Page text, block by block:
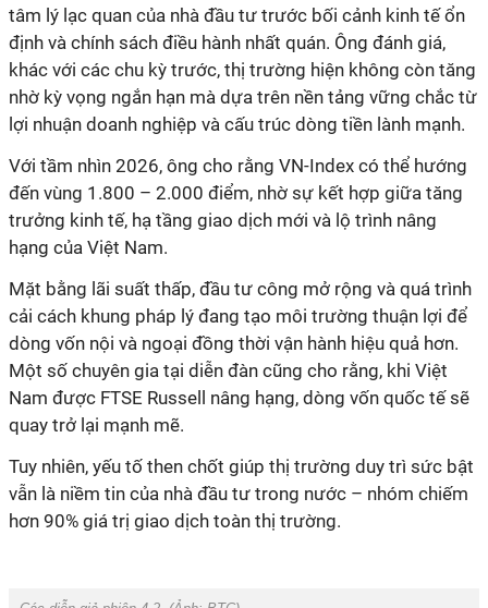
tâm lý lạc quan của nhà đầu tư trước bối cảnh kinh tế ổn
định và chính sách điều hành nhất quán. Ông đánh giá,
khác với các chu kỳ trước, thị trường hiện không còn tăng
nhờ kỳ vọng ngắn hạn mà dựa trên nền tảng vững chắc từ
lợi nhuận doanh nghiệp và cấu trúc dòng tiền lành mạnh.
Với tầm nhìn 2026, ông cho rằng VN-Index có thể hướng
đến vùng 1.800 – 2.000 điểm, nhờ sự kết hợp giữa tăng
trưởng kinh tế, hạ tầng giao dịch mới và lộ trình nâng
hạng của Việt Nam.
Mặt bằng lãi suất thấp, đầu tư công mở rộng và quá trình
cải cách khung pháp lý đang tạo môi trường thuận lợi để
dòng vốn nội và ngoại đồng thời vận hành hiệu quả hơn.
Một số chuyên gia tại diễn đàn cũng cho rằng, khi Việt
Nam được FTSE Russell nâng hạng, dòng vốn quốc tế sẽ
quay trở lại mạnh mẽ.
Tuy nhiên, yếu tố then chốt giúp thị trường duy trì sức bật
vẫn là niềm tin của nhà đầu tư trong nước – nhóm chiếm
hơn 90% giá trị giao dịch toàn thị trường.